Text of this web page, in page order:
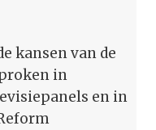
kansen van de
in
en in